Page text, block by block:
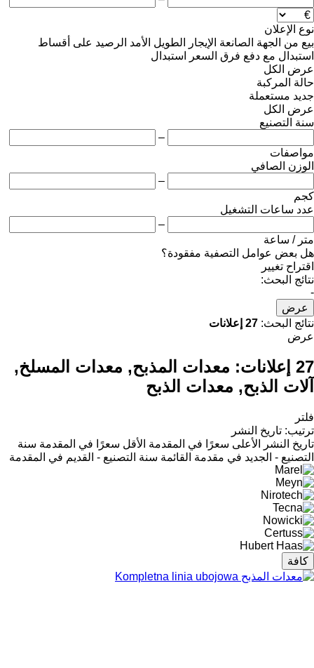
نوع الإعلان
بيع من الجهة الصانعة الإيجار الطويل الأمد الرصيد على أقساط
استبدال مع دفع فرق السعر
استبدال
عرض الكل
حالة المركبة
جديد مستعملة
عرض الكل
سنة التصنيع
–
مواصفات
الوزن الصافي
–
كجم
عدد ساعات التشغيل
–
متر / ساعة
هل بعض عوامل التصفية مفقودة؟
اقتراح تغيير
نتائج البحث:
-
عرض
نتائج البحث: 27 إعلانات
عرض
27 إعلانات:
معدات المذبح, معدات المسلخ,
آلات الذبح, معدات الذبح
فلتر
ترتيب: تاريخ النشر
تاريخ النشر
الأعلى سعرًا في المقدمة الأقل سعرًا في المقدمة سنة
التصنيع - الجديد في مقدمة القائمة سنة التصنيع - القديم في المقدمة
كافة